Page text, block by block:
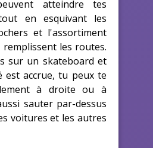
atteindre tes
en esquivant les
et l'assortiment
les routes.
sur un skateboard et
est accrue, tu peux te
à droite ou à
sauter par-dessus
voitures et les autres